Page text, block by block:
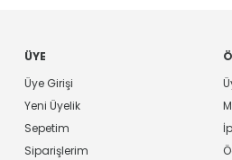
ÜYE
Üye Girişi
Yeni Üyelik
Sepetim
Siparişlerim